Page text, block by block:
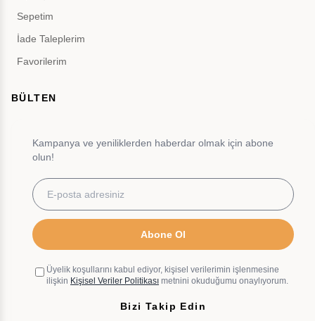
Sepetim
İade Taleplerim
Favorilerim
BÜLTEN
Kampanya ve yeniliklerden haberdar olmak için abone
olun!
Abone Ol
Üyelik koşullarını kabul ediyor, kişisel verilerimin işlenmesine
ilişkin Kişisel Veriler Politikası metnini okuduğumu onaylıyorum.
Bizi Takip Edin